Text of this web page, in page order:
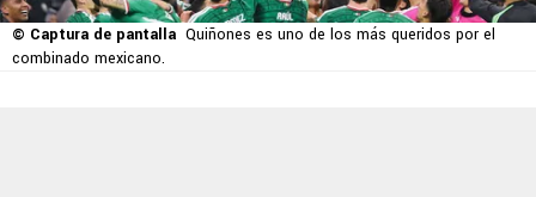
© Captura de pantalla Quiñones es uno de los más queridos por el
combinado mexicano.